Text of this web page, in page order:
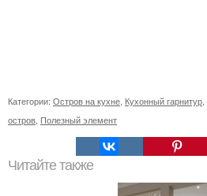
Категории: Остров на кухне, Кухонный гарнитур,
остров, Полезный элемент
Читайте также